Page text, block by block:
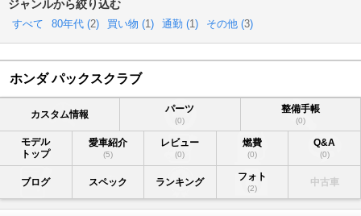
ジャンルから絞り込む
すべて 80年代 (2) 買い物 (1) 通勤 (1) その他 (3)
ホンダ パックスクラブ
カスタム情報 パーツ
(0)
整備手帳
(0)
モデル
トップ
愛車紹介
(5)
レビュー
(0)
燃費
(0)
Q&A
(0)
ブログ スペック ランキング フォト
(2)
中古車